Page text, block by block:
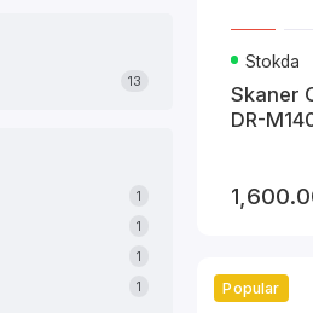
13
1
1
1
1
Canon
Ev
Ofis
Stokda
Skaner
DR-
Popular